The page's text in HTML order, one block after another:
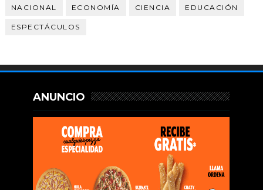
NACIONAL ECONOMÍA CIENCIA EDUCACIÓN
ESPECTÁCULOS
ANUNCIO